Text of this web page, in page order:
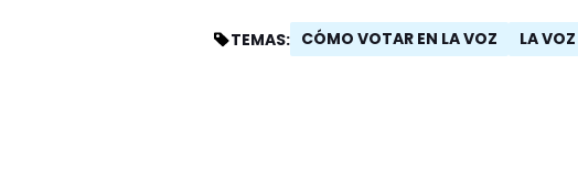
TEMAS: CÓMO VOTAR EN LA VOZ LA